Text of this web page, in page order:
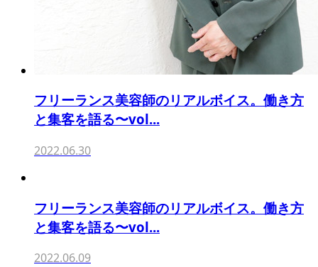
フリーランス美容師のリアルボイス。働き方
と集客を語る〜vol...
2022.06.30
フリーランス美容師のリアルボイス。働き方
と集客を語る〜vol...
2022.06.09